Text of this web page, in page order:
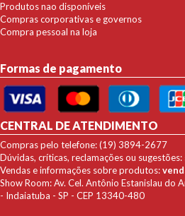
Produtos nao disponíveis
Compras corporativas e governos
Compra pessoal na loja
Formas de pagamento
CENTRAL DE ATENDIMENTO
Compras pelo telefone: (19) 3894-2677
Dúvidas, críticas, reclamações ou sugestões:
Vendas e informações sobre produtos:
Show Room: Av. Cel. Antônio Estanislau do
- Indaiatuba - SP - CEP 13340-480